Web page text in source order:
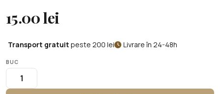
15.00 lei
Transport gratuit peste 200 lei Livrare în 24-48h
BUC